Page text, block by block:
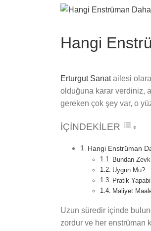
View
Hangi
Erturgut Sanatailesi
olduğuna karar verdiniz,
gereken çok şey var, o
İÇİNDEKİLER
Hangi Enstrüman
Bundan
Uygun Mu?
Pratik
Maliyet
Uzun süredir içinde
zordur ve her enstrüman